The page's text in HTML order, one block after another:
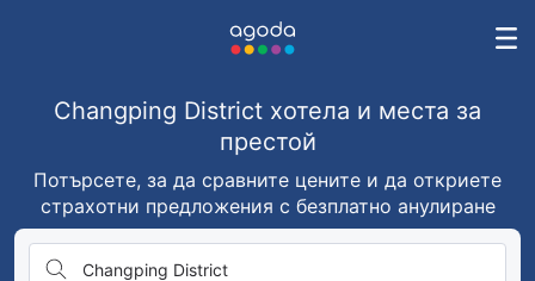
Changping District хотела и места за
престой
Потърсете, за да сравните цените и да откриете
страхотни предложения с безплатно анулиране
Changping District